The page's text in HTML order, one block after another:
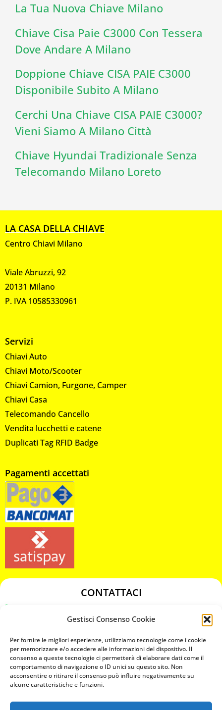
Gestisci Consenso Cookie
Per fornire le migliori esperienze, utilizziamo tecnologie come i cookie
per memorizzare e/o accedere alle informazioni del dispositivo. Il
consenso a queste tecnologie ci permetterà di elaborare dati come il
comportamento di navigazione o ID unici su questo sito. Non
acconsentire o ritirare il consenso può influire negativamente su
alcune caratteristiche e funzioni.
La Tua Nuova Chiave Milano
Chiave Cisa Paie C3000 Con Tessera
Dove Andare A Milano
Doppione Chiave CISA PAIE C3000
Disponibile Subito A Milano
Cerchi Una Chiave CISA PAIE C3000?
Vieni Siamo A Milano Città
Chiave Hyundai Tradizionale Senza
Telecomando Milano Loreto
LA CASA DELLA CHIAVE
Centro Chiavi Milano
Viale Abruzzi, 92
20131 Milano
P. IVA 10585330961
Servizi
Chiavi Auto
Chiavi Moto/Scooter
Chiavi Camion, Furgone, Camper
Chiavi Casa
Telecomando Cancello
Vendita lucchetti e catene
Duplicati Tag RFID Badge
Pagamenti accettati
CONTATTACI
chiavicodificate@gmail.com
Privacy Policy
Cookie Policy